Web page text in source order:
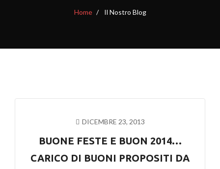
Home Il Nostro Blog
DICEMBRE 23, 2013
BUONE FESTE E BUON 2014…
CARICO DI BUONI PROPOSITI DA